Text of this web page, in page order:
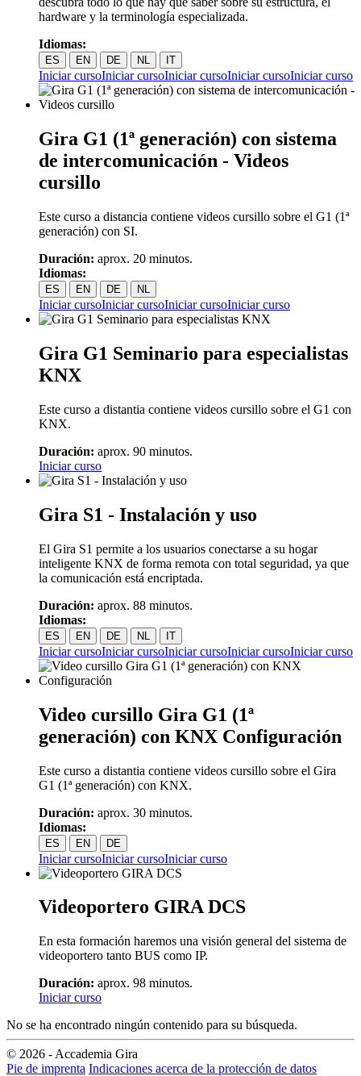
hardware y la terminología especializada.
Idiomas:
ES EN DE NL IT
Iniciar cursoIniciar cursoIniciar cursoIniciar cursoIniciar curso
Gira G1 (1ª generación) con sistema
de intercomunicación - Videos
cursillo
Este curso a distancia contiene videos cursillo sobre el G1 (1ª
generación) con SI.
Duración: aprox. 20 minutos.
Idiomas:
ES EN DE NL
Iniciar cursoIniciar cursoIniciar cursoIniciar curso
Gira G1 Seminario para especialistas
KNX
Este curso a distantia contiene videos cursillo sobre el G1 con
KNX.
Duración: aprox. 90 minutos.
Iniciar curso
Gira S1 - Instalación y uso
El Gira S1 permite a los usuarios conectarse a su hogar
inteligente KNX de forma remota con total seguridad, ya que
la comunicación está encriptada.
Duración: aprox. 88 minutos.
Idiomas:
ES EN DE NL IT
Iniciar cursoIniciar cursoIniciar cursoIniciar cursoIniciar curso
Video cursillo Gira G1 (1ª
generación) con KNX Configuración
Este curso a distantia contiene videos cursillo sobre el Gira
G1 (1ª generación) con KNX.
Duración: aprox. 30 minutos.
Idiomas:
ES EN DE
Iniciar cursoIniciar cursoIniciar curso
Videoportero GIRA DCS
En esta formación haremos una visión general del sistema de
videoportero tanto BUS como IP.
Duración: aprox. 98 minutos.
Iniciar curso
No se ha encontrado ningún contenido para su búsqueda.
© 2026 - Accademia Gira
Pie de imprenta Indicaciones acerca de la protección de datos